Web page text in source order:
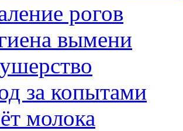
рогов
вымени
за копытами
молока